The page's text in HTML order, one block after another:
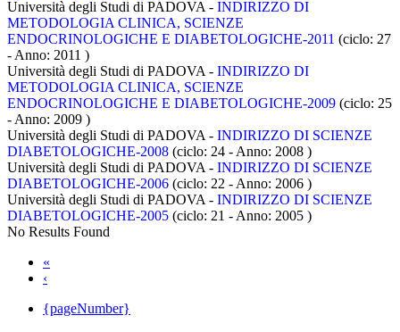
Università degli Studi di PADOVA - INDIRIZZO DI
METODOLOGIA CLINICA, SCIENZE
ENDOCRINOLOGICHE E DIABETOLOGICHE-2011 (ciclo: 27
- Anno: 2011 )
Università degli Studi di PADOVA - INDIRIZZO DI
METODOLOGIA CLINICA, SCIENZE
ENDOCRINOLOGICHE E DIABETOLOGICHE-2009 (ciclo: 25
- Anno: 2009 )
Università degli Studi di PADOVA - INDIRIZZO DI SCIENZE
DIABETOLOGICHE-2008 (ciclo: 24 - Anno: 2008 )
Università degli Studi di PADOVA - INDIRIZZO DI SCIENZE
DIABETOLOGICHE-2006 (ciclo: 22 - Anno: 2006 )
Università degli Studi di PADOVA - INDIRIZZO DI SCIENZE
DIABETOLOGICHE-2005 (ciclo: 21 - Anno: 2005 )
No Results Found
«
‹
{pageNumber}